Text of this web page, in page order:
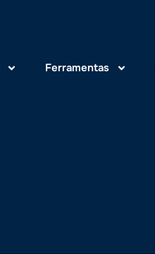
Ferramentas